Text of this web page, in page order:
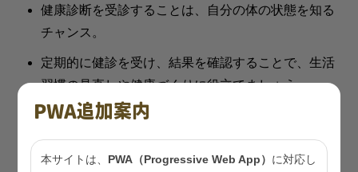
健康診断を受診することは、自分の体の状態を知る
チャンス。
定期的に健診を受け、結果を確認することで、生活
習慣の見直しや健康づくりに役立てましょう。
40歳以上の方は、1年に1回メタボリックシンドロ
ームに着目した「特定健康診査」を受診し、必要な
方は特定保健指導を受けましょう。
PWA追加案内
本サイトは、 PWA（Progressive Web App） に対応し